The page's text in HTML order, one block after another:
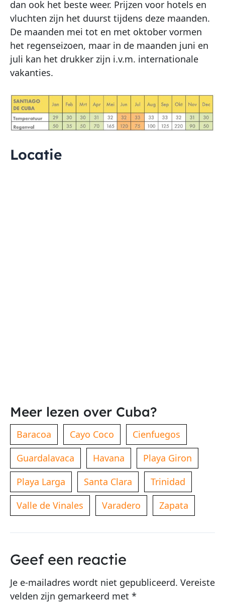
dan ook het beste weer. Prijzen voor hotels en
vluchten zijn het duurst tijdens deze maanden.
De maanden mei tot en met oktober vormen
het regenseizoen, maar in de maanden juni en
juli kan het drukker zijn i.v.m. internationale
vakanties.
Locatie
Meer lezen over Cuba?
Baracoa Cayo Coco
Cienfuegos
Guardalavaca
Havana
Playa Giron
Playa Larga
Santa Clara
Trinidad
Valle de Vinales
Varadero Zapata
Geef een reactie
Je e-mailadres wordt niet gepubliceerd. Vereiste
velden zijn gemarkeerd met *